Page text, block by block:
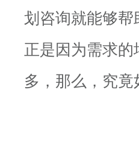
划咨询就能够
正是因为需求
多，那么，究